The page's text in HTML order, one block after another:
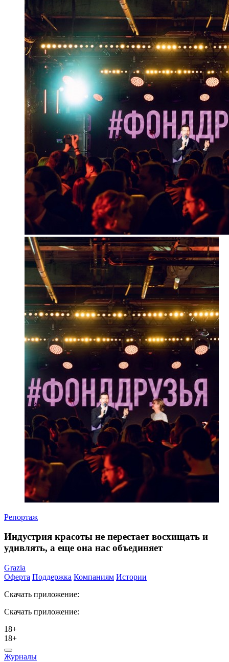
Репортаж
Индустрия красоты не перестает восхищать и
удивлять, а еще она нас объединяет
Grazia
Оферта Поддержка Компаниям Истории
Скачать приложение:
Скачать приложение:
18+
18+
Журналы